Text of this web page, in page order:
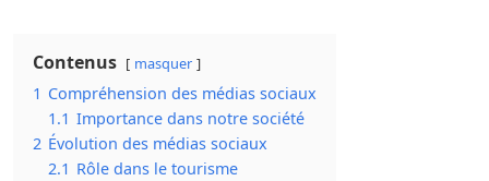
Contenus masquer
1 Compréhension des médias sociaux
1.1 Importance dans notre société
2 Évolution des médias sociaux
2.1 Rôle dans le tourisme